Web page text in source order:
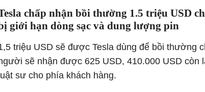
chấp nhận bồi thường 1.5 triệu USD
giới hạn dòng sạc và dung lượng pin
triệu USD sẽ được Tesla dùng để bồi thường
sẽ nhận được 625 USD, 410.000 USD còn
luật sư cho phía khách hàng.